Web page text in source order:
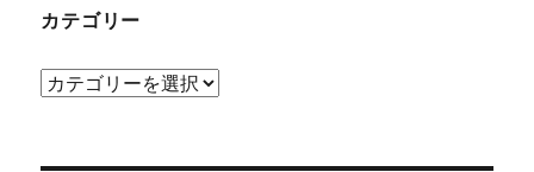
ブ
カテゴリー
カ